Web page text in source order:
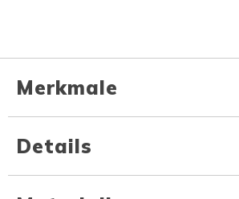
Merkmale
Details